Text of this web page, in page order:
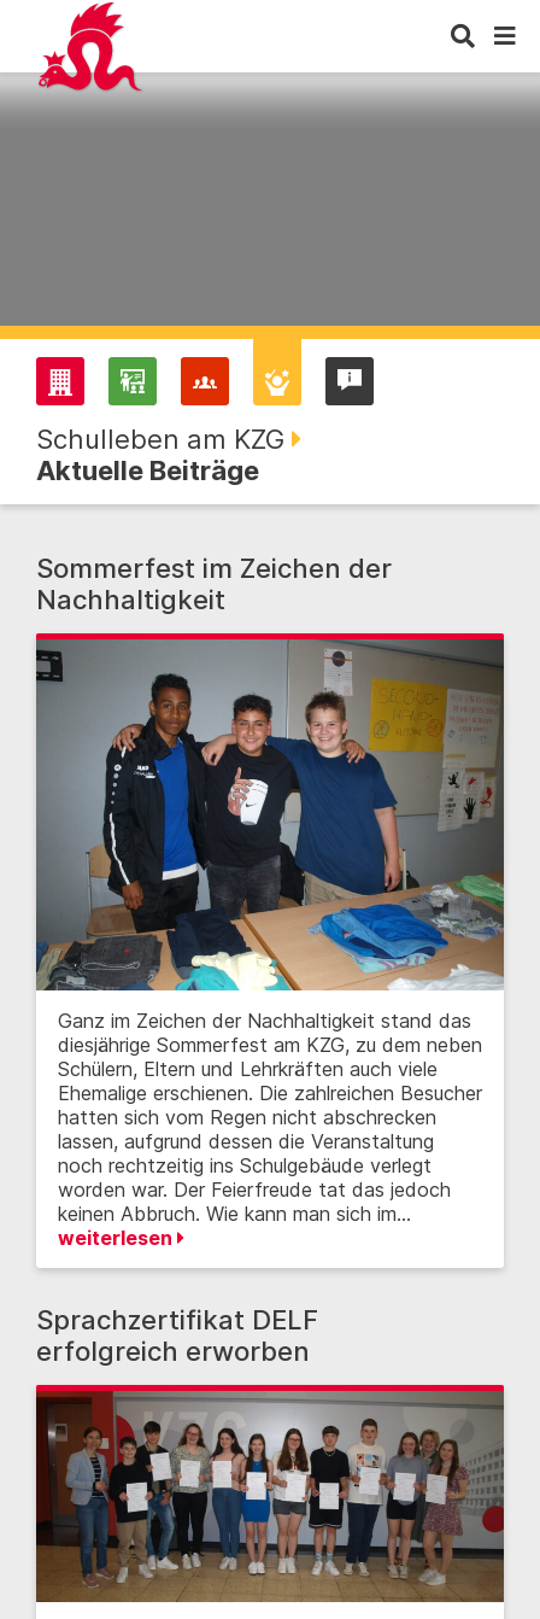
Schulleben am KZG
Aktuelle Beiträge
Sommerfest im Zeichen der
Nachhaltigkeit
Ganz im Zeichen der Nachhaltigkeit stand das
diesjährige Sommerfest am KZG, zu dem neben
Schülern, Eltern und Lehrkräften auch viele
Ehemalige erschienen. Die zahlreichen Besucher
hatten sich vom Regen nicht abschrecken
lassen, aufgrund dessen die Veranstaltung
noch rechtzeitig ins Schulgebäude verlegt
worden war. Der Feierfreude tat das jedoch
keinen Abbruch. Wie kann man sich im…
weiterlesen
Sprachzertifikat DELF
erfolgreich erworben